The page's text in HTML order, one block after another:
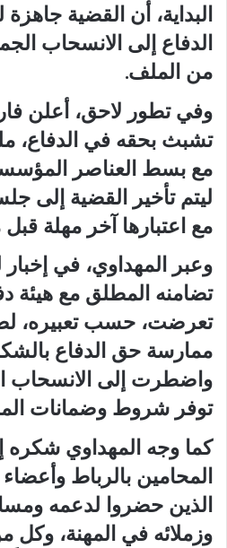
البداية، أن القضية
الدفاع إلى الانسحاب
من الملف.
وفي تطور لاحق، أعلن
تشبث بحقه في الدفاع،
مع بسط العناصر
مع اعتبارها آخر مهلة
وعبر المهداوي، في إخبار
تضامنه المطلق مع هيئة
تعرضت، حسب تعبيره،
ممارسة حق الدفاع
واضطرت إلى الانسحاب
توفر شروط وضمانات
كما وجه المهداوي شكره
المحامين بالرباط
الذين حضروا لدعمه
وزملائه في المهنة،